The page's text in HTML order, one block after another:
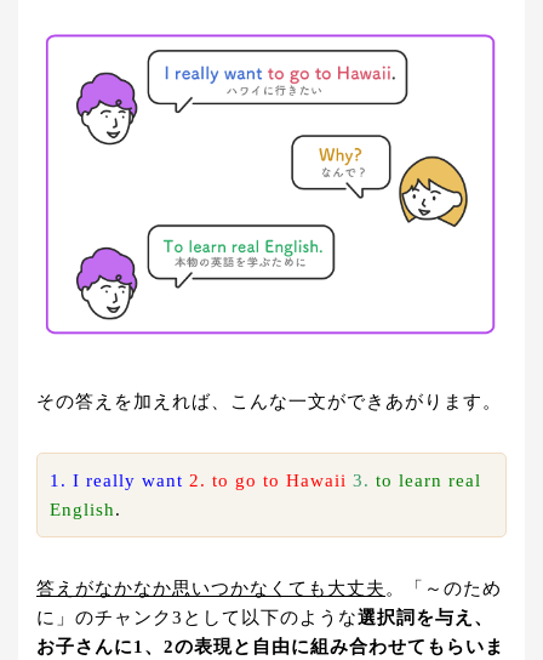
その答えを加えれば、こんな一文ができあがります。
1. I really want 2. to go to Hawaii 3. to learn real
English.
答えがなかなか思いつかなくても大丈夫。「～のため
に」のチャンク3として以下のような選択詞を与え、
お子さんに1、2の表現と自由に組み合わせてもらいま